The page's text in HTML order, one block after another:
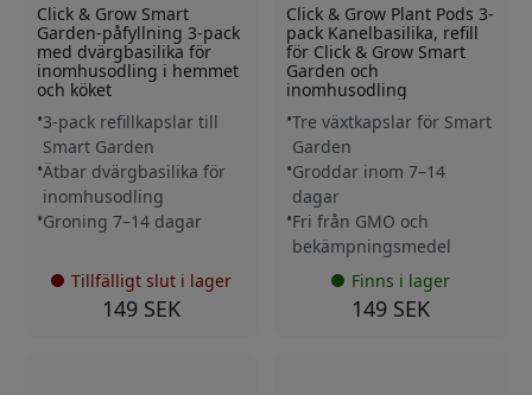
Click & Grow Smart
Garden-påfyllning 3-pack
med dvärgbasilika för
inomhusodling i hemmet
och köket
3-pack refillkapslar till
Smart Garden
Ätbar dvärgbasilika för
inomhusodling
Groning 7–14 dagar
Tillfälligt slut i lager
149 SEK
Click & Grow Plant Pods 3-
pack Kanelbasilika, refill
för Click & Grow Smart
Garden och
inomhusodling
Tre växtkapslar för Smart
Garden
Groddar inom 7–14
dagar
Fri från GMO och
bekämpningsmedel
Finns i lager
149 SEK